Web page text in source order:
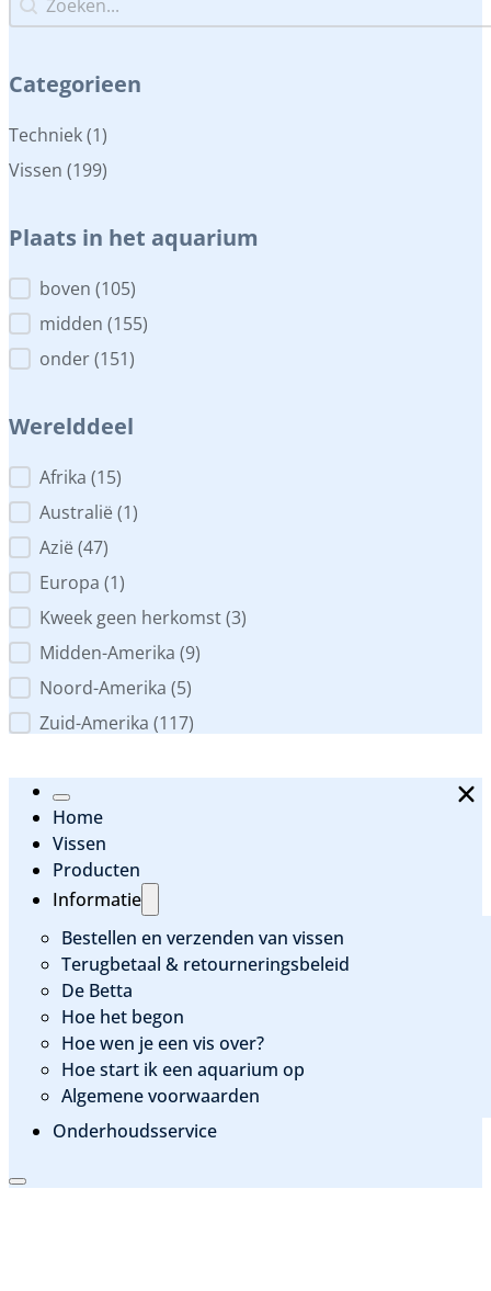
Categorieen
Categorieen
Techniek(1)
Vissen (199)
Plaats in het aquarium
Plaats in het aquarium
boven (105)
midden (155)
onder(151)
Werelddeel
Werelddeel
Afrika (15)
Australië (1)
Azië (47)
Europa (1)
Kweek geen herkomst(3)
Midden-Amerika (9)
Noord-Amerika (5)
Zuid-Amerika (117)
Home
Vissen
Producten
Informatie
Bestellen en verzenden van vissen
Terugbetaal & retourneringsbeleid
De Betta
Hoe het begon
Hoe wen je een vis over?
Hoe start ik een aquarium op
Algemene voorwaarden
Onderhoudsservice